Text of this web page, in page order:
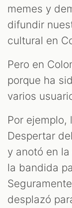
memes y
difundir
cultural en
Pero en
porque ha
varios
Por ejemplo,
Despertar
y anotó en
la bandida
desplazó